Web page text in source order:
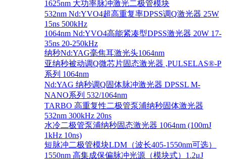
1625nm 大功率脉冲激光二极管模块
532nm Nd:YVO4超高重复率DPSS调Q激光器 25W
15ns 500kHz
1064nm Nd:YVO4高能紧凑型DPSS激光器 20W 17-
35ns 20-250kHz
纳秒Nd:YAG毫焦耳激光头1064nm
亚纳秒被动调Q微芯片固态激光器 ,PULSELAS®-P
系列 1064nm
Nd:YAG 纳秒调Q固体脉冲激光器 DPSSL M-
NANO系列 532/1064nm
TARBO 高重复性二极管泵浦纳秒固体激光器
532nm 300kHz 20ns
水冷二极管泵浦纳秒固态激光器 1064nm (100mJ
1kHz 10ns)
短脉冲二极管模块LDM（波长405-1550nm可选）
1550nm 高集成保偏脉冲光源（模块式）1.2μJ